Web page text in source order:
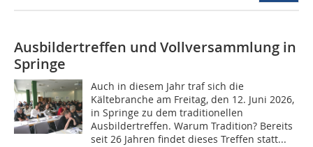
Ausbildertreffen und Vollversammlung in
Springe
Auch in diesem Jahr traf sich die
Kältebranche am Freitag, den 12. Juni 2026,
in Springe zu dem traditionellen
Ausbildertreffen. Warum Tradition? Bereits
seit 26 Jahren findet dieses Treffen statt...